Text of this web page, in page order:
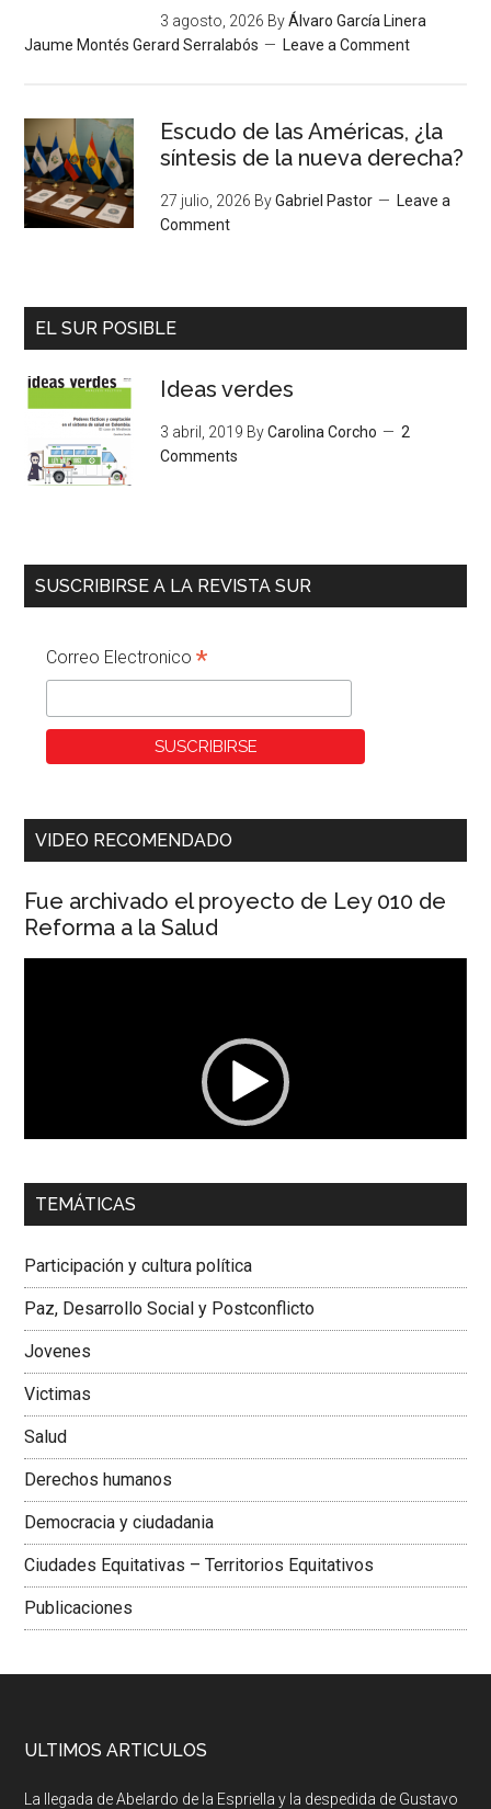
3 agosto, 2026 ByÁlvaro García Linera
Jaume Montés Gerard Serralabós
Leave a Comment
Escudo de las Américas, ¿la
síntesis de la nueva derecha?
27 julio, 2026 ByGabriel Pastor
Leave a
Comment
EL SUR POSIBLE
Ideas verdes
3 abril, 2019 ByCarolina Corcho
2
Comments
SUSCRIBIRSE A LA REVISTA SUR
Correo Electronico*
VIDEO RECOMENDADO
Fue archivado el proyecto de Ley 010 de
Reforma a la Salud
00:00 01:04
Dra. Carolina Corcho Mejía,Presidenta Corporación
Colombiana
TEMÁTICAS
Participación y cultura política
Paz, Desarrollo Social y Postconflicto
Jovenes
Victimas
Salud
Derechos humanos
Democracia y ciudadania
Ciudades Equitativas – Territorios Equitativos
Publicaciones
ULTIMOS ARTICULOS
La llegada de Abelardo de la Espriella y la despedida de Gustavo